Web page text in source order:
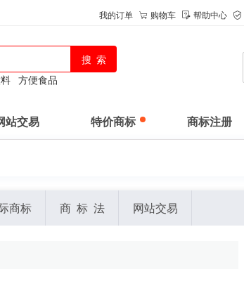
我的订单 购物车 帮助中心
方便食品
站交易 特价商标 商标注册
商标 商 标 法 网站交易